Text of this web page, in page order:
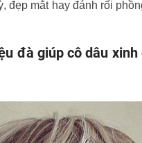
đẹp mắt hay đánh rối
đà giúp cô dâu